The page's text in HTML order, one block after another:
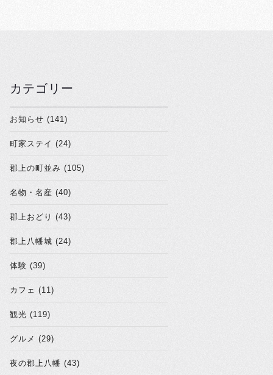
カテゴリー
お知らせ (141)
町家ステイ (24)
郡上の町並み (105)
名物・名産 (40)
郡上おどり (43)
郡上八幡城 (24)
体験 (39)
カフェ (11)
観光 (119)
グルメ (29)
夜の郡上八幡 (43)